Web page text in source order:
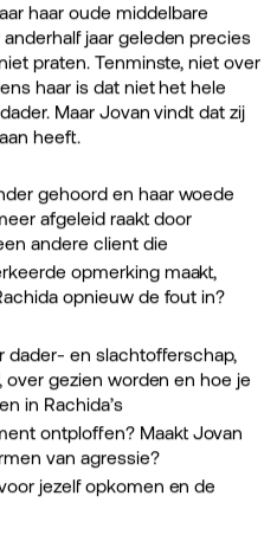
haar oude middelbare
jaar geleden precies
praten. Tenminste, niet over
haar is dat niet het hele
Maar Jovan vindt dat zij
heeft.
gehoord en haar woede
afgeleid raakt door
andere client die
opmerking maakt,
opnieuw de fout in?
dader- en slachtofferschap,
over gezien worden en hoe je
in Rachida’s
ontploffen? Maakt Jovan
van agressie?
jezelf opkomen en de